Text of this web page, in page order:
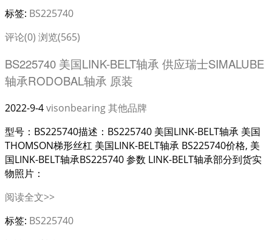
标签: BS225740
评论(0) 浏览(565)
BS225740 美国LINK-BELT轴承 供应瑞士SIMALUBE
轴承RODOBAL轴承 原装
2022-9-4visonbearing其他品牌
型号：BS225740描述：BS225740 美国LINK-BELT轴承 美国
THOMSON梯形丝杠 美国LINK-BELT轴承 BS225740价格, 美
国LINK-BELT轴承BS225740 参数 LINK-BELT轴承部分到货实
物照片：
阅读全文>>
标签: BS225740